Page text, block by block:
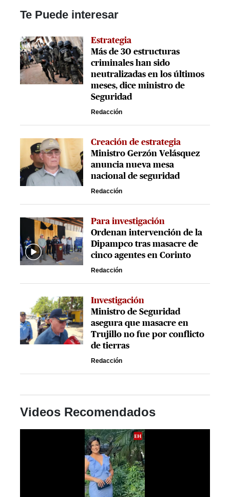
Te Puede interesar
Estrategia
Más de 30 estructuras
criminales han sido
neutralizadas en los últimos
meses, dice ministro de
Seguridad
Redacción
Creación de estrategia
Ministro Gerzón Velásquez
anuncia nueva mesa
nacional de seguridad
Redacción
Para investigación
Ordenan intervención de la
Dipampco tras masacre de
cinco agentes en Corinto
Redacción
Investigación
Ministro de Seguridad
asegura que masacre en
Trujillo no fue por conflicto
de tierras
Redacción
Videos Recomendados